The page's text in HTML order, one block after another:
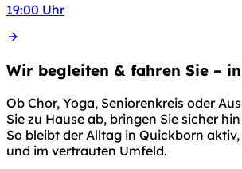
19:00 Uhr
Wir begleiten & fahren Sie –
Ob Chor, Yoga, Seniorenkreis oder
Sie zu Hause ab, bringen Sie sicher
So bleibt der Alltag in Quickborn
und im vertrauten Umfeld.